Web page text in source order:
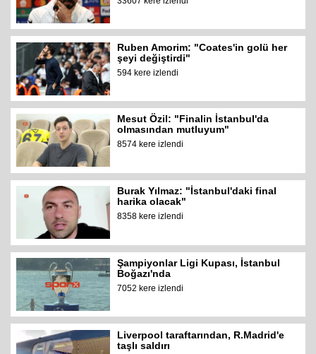
Ruben Amorim: "Coates'in golü her
şeyi değiştirdi"
594 kere izlendi
Mesut Özil: "Finalin İstanbul'da
olmasından mutluyum"
8574 kere izlendi
Burak Yılmaz: "İstanbul'daki final
harika olacak"
8358 kere izlendi
Şampiyonlar Ligi Kupası, İstanbul
Boğazı'nda
7052 kere izlendi
Liverpool taraftarından, R.Madrid'e
taşlı saldırı